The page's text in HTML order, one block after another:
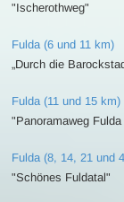
"Ischerothweg"
Fulda (6 und 11 km)
„Durch die
Fulda (11 und 15 km)
"Panoramaweg
Fulda (8, 14, 21 und
"Schönes Fuldatal"